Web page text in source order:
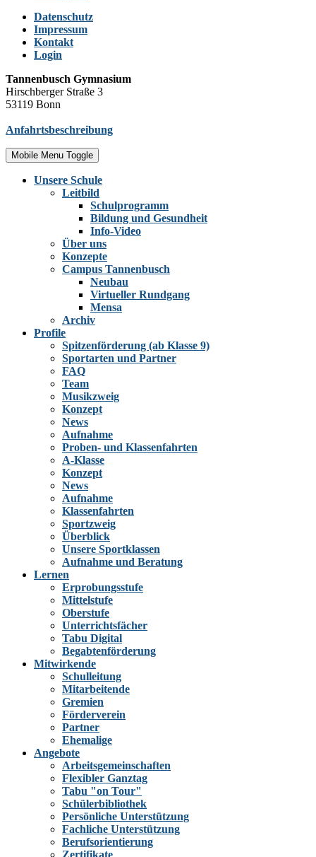
Datenschutz
Impressum
Kontakt
Login
Tannenbusch Gymnasium
Hirschberger Straße 3
53119 Bonn
Anfahrtsbeschreibung
Mobile Menu Toggle
Unsere Schule
Leitbild
Schulprogramm
Bildung und Gesundheit
Info-Video
Über uns
Konzepte
Campus Tannenbusch
Neubau
Virtueller Rundgang
Mensa
Archiv
Profile
Spitzenförderung (ab Klasse 9)
Sportarten und Partner
FAQ
Team
Musikzweig
Konzept
News
Aufnahme
Proben- und Klassenfahrten
A-Klasse
Konzept
News
Aufnahme
Klassenfahrten
Sportzweig
Überblick
Unsere Sportklassen
Aufnahme und Beratung
Lernen
Erprobungsstufe
Mittelstufe
Oberstufe
Unterrichtsfächer
Tabu Digital
Begabtenförderung
Mitwirkende
Schulleitung
Mitarbeitende
Gremien
Förderverein
Partner
Ehemalige
Angebote
Arbeitsgemeinschaften
Flexibler Ganztag
Tabu "on Tour"
Schülerbibliothek
Persönliche Unterstützung
Fachliche Unterstützung
Berufsorientierung